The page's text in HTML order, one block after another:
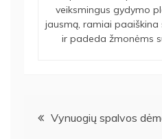
veiksmingus gydymo
jausmą, ramiai
ir padeda žmonėms
Navigacija
Vynuogių spalvos